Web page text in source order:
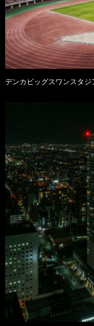
デンカビッグスワンスタジ